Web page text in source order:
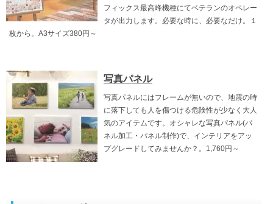
フィックス最高峰機種にてベテランのオペレー
タが出力します。必要な時に、必要なだけ。１
枚から。A3サイズ380円～
写真パネル
写真パネルにはフレームが無いので、地震の時
に落下しても人を傷つける危険性が少なく大人
気のアイテムです。オシャレな写真パネル(パ
ネル加工・パネル制作)で、インテリアをアッ
プグレードしてみませんか？。1,760円～